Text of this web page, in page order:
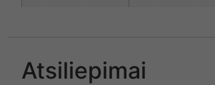
Atsiliepimai